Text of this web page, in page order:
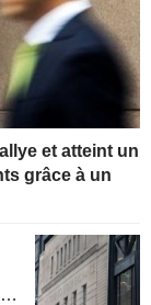
et atteint un
grâce à un